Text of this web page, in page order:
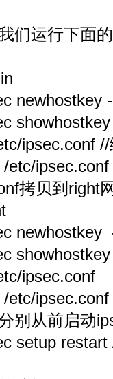
们运行下面
newhostkey
showhostkey
ipsec.conf //
ipsec.conf
拷贝到right
newhostkey
ipsec.conf
ipsec.conf
别从前启动
setup restart